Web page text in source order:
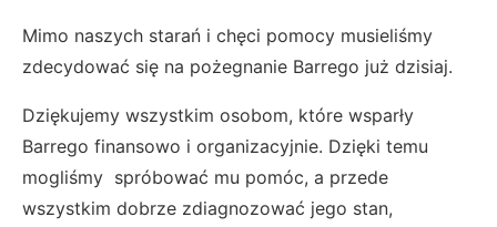
Mimo naszych starań i chęci pomocy musieliśmy
zdecydować się na pożegnanie Barrego już dzisiaj.
Dziękujemy wszystkim osobom, które wsparły
Barrego finansowo i organizacyjnie. Dzięki temu
mogliśmy spróbować mu pomóc, a przede
wszystkim dobrze zdiagnozować jego stan,